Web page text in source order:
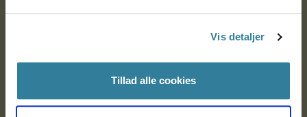
Vis detaljer
Tillad alle cookies
Ankestyrelsen
Nytorv 7, 2. sal